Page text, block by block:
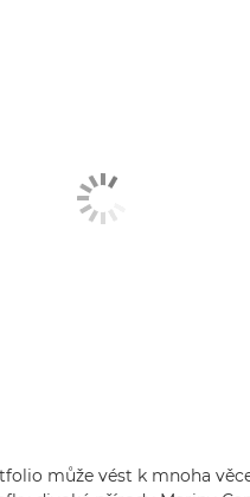
může vést k mnoha